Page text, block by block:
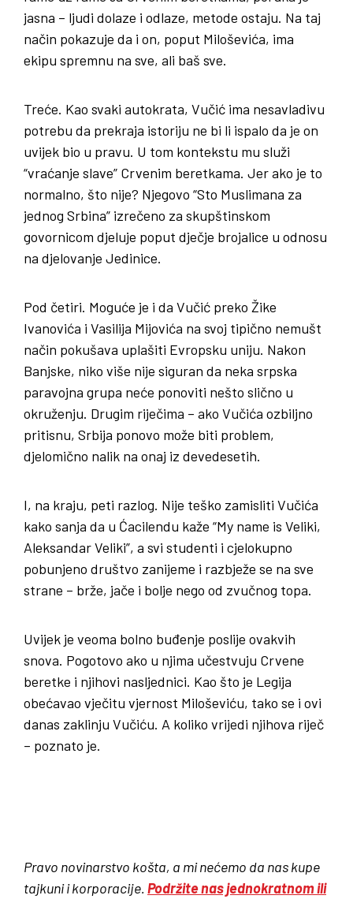
jasna – ljudi dolaze i odlaze, metode ostaju. Na taj
način pokazuje da i on, poput Miloševića, ima
ekipu spremnu na sve, ali baš sve.
Treće. Kao svaki autokrata, Vučić ima nesavladivu
potrebu da prekraja istoriju ne bi li ispalo da je on
uvijek bio u pravu. U tom kontekstu mu služi
“vraćanje slave” Crvenim beretkama. Jer ako je to
normalno, što nije? Njegovo “Sto Muslimana za
jednog Srbina” izrečeno za skupštinskom
govornicom djeluje poput dječje brojalice u odnosu
na djelovanje Jedinice.
Pod četiri. Moguće je i da Vučić preko Žike
Ivanovića i Vasilija Mijovića na svoj tipično nemušt
način pokušava uplašiti Evropsku uniju. Nakon
Banjske, niko više nije siguran da neka srpska
paravojna grupa neće ponoviti nešto slično u
okruženju. Drugim riječima – ako Vučića ozbiljno
pritisnu, Srbija ponovo može biti problem,
djelomično nalik na onaj iz devedesetih.
I, na kraju, peti razlog. Nije teško zamisliti Vučića
kako sanja da u Ćacilendu kaže “My name is Veliki,
Aleksandar Veliki”, a svi studenti i cjelokupno
pobunjeno društvo zanijeme i razbježe se na sve
strane – brže, jače i bolje nego od zvučnog topa.
Uvijek je veoma bolno buđenje poslije ovakvih
snova. Pogotovo ako u njima učestvuju Crvene
beretke i njihovi nasljednici. Kao što je Legija
obećavao vječitu vjernost Miloševiću, tako se i ovi
danas zaklinju Vučiću. A koliko vrijedi njihova riječ
– poznato je.
Pravo novinarstvo košta, a mi nećemo da nas kupe
tajkuni i korporacije. Podržite nas jednokratnom ili